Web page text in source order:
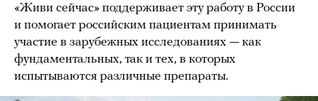
«Живи сейчас» поддерживает эту работу в России
и помогает российским пациентам принимать
участие в зарубежных исследованиях — как
фундаментальных, так и тех, в которых
испытываются различные препараты.